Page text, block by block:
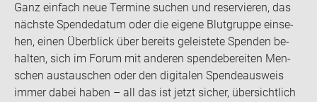
Ganz ein­fach neue Ter­mi­ne su­chen und re­ser­vie­ren, das
nächs­te Spen­de­da­tum oder die ei­ge­ne Blut­grup­pe ein­se­
hen, einen Über­blick über be­reits ge­leis­te­te Spen­den be­
hal­ten, sich im Forum mit an­de­ren spen­de­be­rei­ten Men­
schen aus­tau­schen oder den di­gi­ta­len Spen­de­aus­weis
immer dabei haben – all das ist jetzt si­cher, über­sicht­lich